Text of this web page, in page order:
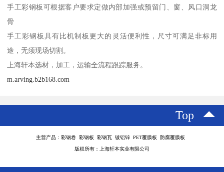
手工彩钢板可根据客户要求定做内部加强或预留门、窗、风口洞龙
骨
手工彩钢板具有比机制板更大的灵活便利性，尺寸可满足非标用
途，无须现场切割。
上海轩本选材，加工，运输全流程跟踪服务。
m.arving.b2b168.com
Top
主营产品：彩钢卷 彩钢板 彩钢瓦 镀铝锌 PET覆膜板 防腐覆膜板
版权所有：上海轩本实业有限公司